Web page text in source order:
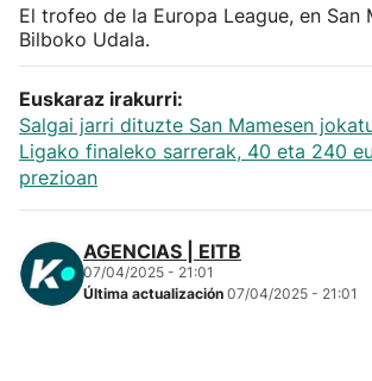
"Helmuga"
El trofeo de la Europa League, en San
Bilboko Udala.
Euskaraz irakurri:
Salgai jarri dituzte San Mamesen
Ligako finaleko sarrerak, 40 eta 240
prezioan
AGENCIAS | EITB
07/04/2025 - 21:01
Última actualización 07/04/2025 - 21:01